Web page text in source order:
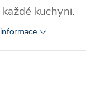
kuchyni.